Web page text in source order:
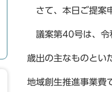
さて、本日ご提案
議案第40号は、令
歳出の主なものとい
地域創生推進事業費